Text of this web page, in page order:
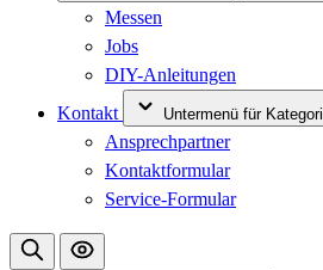
Messen
Jobs
DIY-Anleitungen
Kontakt
Untermenü für
Ansprechpartner
Kontaktformular
Service-Formular